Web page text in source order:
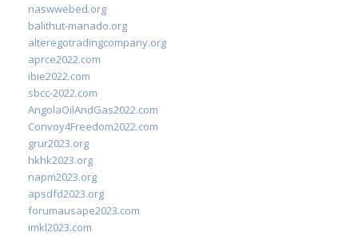
naswwebed.org
balithut-manado.org
alteregotradingcompany.org
aprce2022.com
ibie2022.com
sbcc-2022.com
AngolaOilAndGas2022.com
Convoy4Freedom2022.com
grur2023.org
hkhk2023.org
napm2023.org
apsdfd2023.org
forumausape2023.com
imkl2023.com